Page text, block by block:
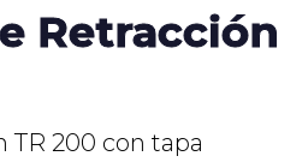
Retracción
TR 200 con tapa